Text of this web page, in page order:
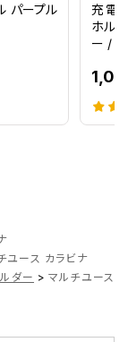
パープル
充電
ホル
ー /
ユース カラビナ
ダー > マルチユース